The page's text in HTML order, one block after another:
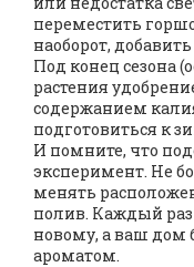
переместить
наоборот,
Под конец сезона
растения
содержанием
подготовиться к
И помните, что
эксперимент. Не
менять
полив. Каждый раз
новому, а ваш дом
ароматом.